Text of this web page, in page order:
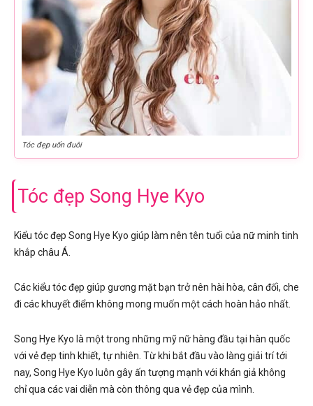
Tóc đẹp uốn đuôi
Tóc đẹp Song Hye Kyo
Kiểu tóc đẹp Song Hye Kyo giúp làm nên tên tuổi của nữ minh tinh
khắp châu Á.
Các kiểu tóc đẹp giúp gương mặt bạn trở nên hài hòa, cân đối, che
đi các khuyết điểm không mong muốn một cách hoàn hảo nhất.
Song Hye Kyo là một trong những mỹ nữ hàng đầu tại hàn quốc
với vẻ đẹp tinh khiết, tự nhiên. Từ khi bắt đầu vào làng giải trí tới
nay, Song Hye Kyo luôn gây ấn tượng mạnh với khán giả không
chỉ qua các vai diễn mà còn thông qua vẻ đẹp của mình.